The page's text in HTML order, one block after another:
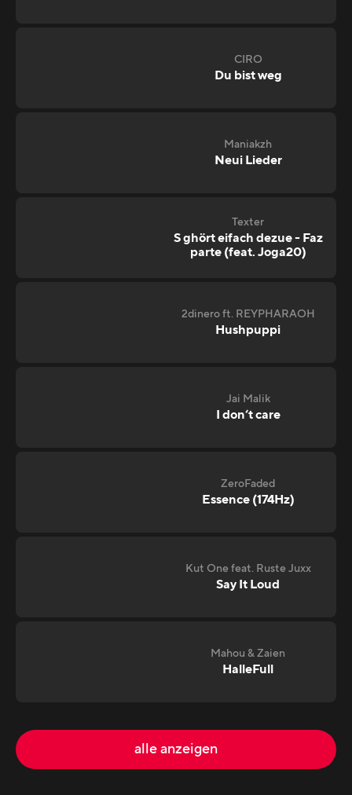
CIRO
Du bist weg
Maniakzh
Neui Lieder
Texter
S ghört eifach dezue - Faz
parte (feat. Joga20)
2dinero ft. REYPHARAOH
Hushpuppi
Jai Malik
I don‘t care
ZeroFaded
Essence (174Hz)
Kut One feat. Ruste Juxx
Say It Loud
Mahou & Zaien
HalleFull
alle anzeigen